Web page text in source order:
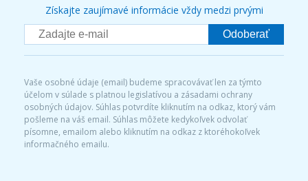
Získajte zaujímavé informácie vždy medzi prvými
Odoberať
Vaše osobné údaje (email) budeme spracovávať len za týmto
účelom v súlade s platnou legislatívou a zásadami ochrany
osobných údajov. Súhlas potvrdíte kliknutím na odkaz, ktorý vám
pošleme na váš email. Súhlas môžete kedykoľvek odvolať
písomne, emailom alebo kliknutím na odkaz z ktoréhokoľvek
informačného emailu.